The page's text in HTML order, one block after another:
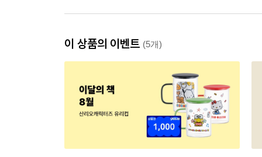
이 상품의 이벤트 (5개)